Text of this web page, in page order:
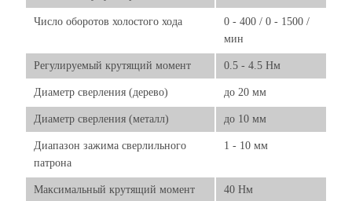
Число оборотов холостого хода
0 - 400 / 0 - 1500 /
мин
Регулируемый крутящий момент 0.5 - 4.5 Нм
Диаметр сверления (дерево) до 20 мм
Диаметр сверления (металл) до 10 мм
Диапазон зажима сверлильного
патрона
1 - 10 мм
Максимальный крутящий момент 40 Нм